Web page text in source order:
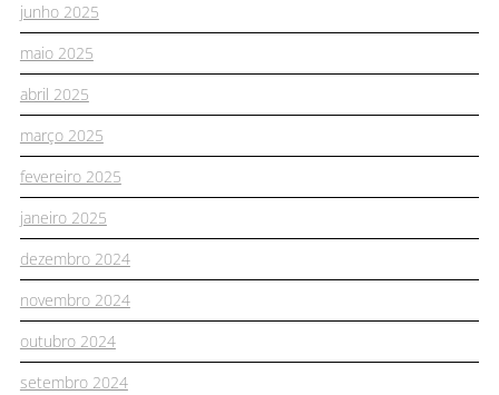
junho 2025
maio 2025
abril 2025
março 2025
fevereiro 2025
janeiro 2025
dezembro 2024
novembro 2024
outubro 2024
setembro 2024